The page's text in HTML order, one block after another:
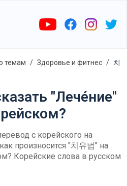
темам Здоровье и фитнес
치
"Лече́ние"
с корейского на
произносится "치유법" на
Корейские слова в русском